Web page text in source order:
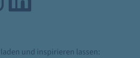
und inspirieren lassen: